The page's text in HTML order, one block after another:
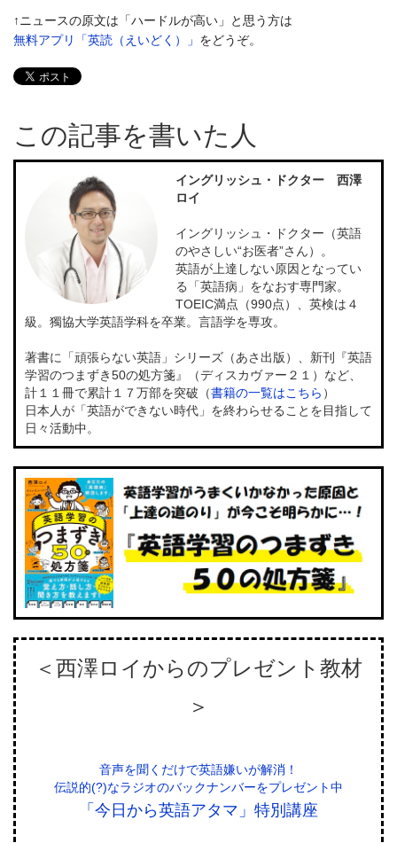
↑ニュースの原文は「ハードルが高い」と思う方は
無料アプリ「英読（えいどく）」 をどうぞ。
この記事を書いた人
イングリッシュ・ドクター 西澤
ロイ
イングリッシュ・ドクター（英語
のやさしい“お医者”さん）。
英語が上達しない原因となってい
る「英語病」をなおす専門家。
TOEIC満点（990点）、英検は４
級。獨協大学英語学科を卒業。言語学を専攻。
著書に「頑張らない英語」シリーズ（あさ出版）、新刊『英語
学習のつまずき50の処方箋』（ディスカヴァー２１）など、
計１１冊で累計１７万部を突破（書籍の一覧はこちら ）
日本人が「英語ができない時代」を終わらせることを目指して
日々活動中。
＜西澤ロイからのプレゼント教材
＞
音声を聞くだけで英語嫌いが解消！
伝説的(?)なラジオのバックナンバーをプレゼント中
「今日から英語アタマ」特別講座